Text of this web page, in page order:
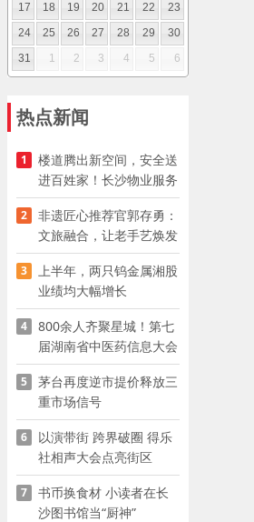
17
18 19 20 21 22
23
24
25 26 27 28 29
30
31
1 2 3 4 5 6
热点新闻
1
楼道腾出新空间，安全送
进百姓家！长沙物业服务
企业迅速推进“四大行动”
2
非遗匠心推荐官郭存勇：
文旅融合，让老手艺焕发
新生｜“五老”话星城
3
上半年，两只钨金属湘股
业绩均大幅增长
4
800余人齐聚星城！第七
届湖南省中医药信息大会
开幕，AI正在“读懂”古老
中医
5
茅台再度逆市提价释放三
重市场信号
6
以演带街 跨界破圈 得乐
社相声大会点亮街区
7
书币换食材 小读者在长
沙图书馆当“厨神”